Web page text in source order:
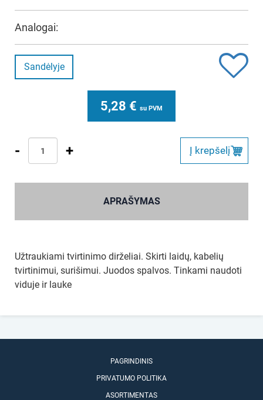
Analogai:
Sandėlyje
5,28 € su PVM
- + Į krepšelį
APRAŠYMAS
Užtraukiami tvirtinimo dirželiai. Skirti laidų, kabelių
tvirtinimui, surišimui. Juodos spalvos. Tinkami naudoti
viduje ir lauke
PAGRINDINIS
PRIVATUMO POLITIKA
ASORTIMENTAS